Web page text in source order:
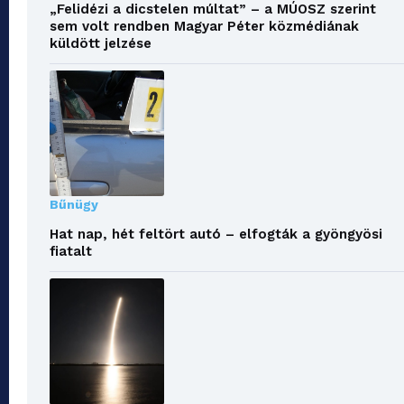
„Felidézi a dicstelen múltat” – a MÚOSZ szerint
sem volt rendben Magyar Péter közmédiának
küldött jelzése
Bűnügy
Hat nap, hét feltört autó – elfogták a gyöngyösi
fiatalt